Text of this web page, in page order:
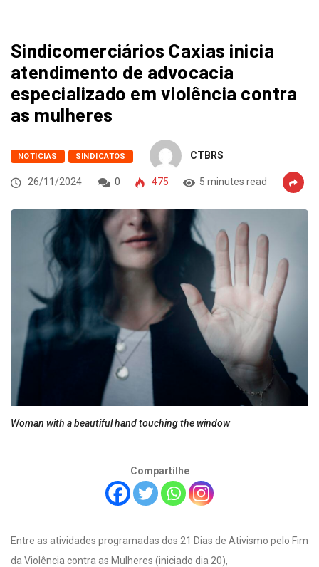
Sindicomerciários Caxias inicia
atendimento de advocacia
especializado em violência contra
as mulheres
NOTICIAS SINDICATOS CTBRS
26/11/2024 0 475 5 minutes read
Woman with a beautiful hand touching the window
Compartilhe
Entre as atividades programadas dos 21 Dias de Ativismo pelo Fim
da Violência contra as Mulheres (iniciado dia 20),